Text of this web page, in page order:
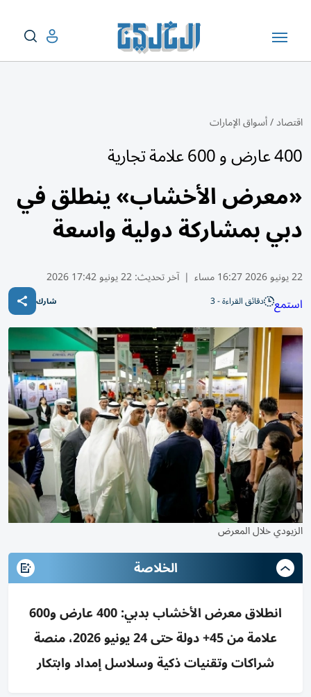
اقتصاد/أسواق الإمارات
400 عارض و 600 علامة تجارية
«معرض الأخشاب» ينطلق في
دبي بمشاركة دولية واسعة
22 يونيو 2026 16:27 مساء | آخر تحديث:22 يونيو 17:42 2026
استمع دقائق القراءة - 3 شارك
الزيودي خلال المعرض
الخلاصة
انطلاق معرض الأخشاب بدبي: 400 عارض و600
علامة من 45+ دولة حتى 24 يونيو 2026، منصة
شراكات وتقنيات ذكية وسلاسل إمداد وابتكار